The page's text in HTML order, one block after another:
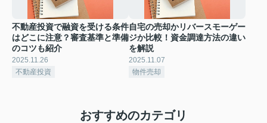
不動産投資で融資を受ける条件
はどこに注意？審査基準と準備
のコツも紹介
2025.11.26
不動産投資
自宅の売却かリバースモーゲー
ジか比較！資金調達方法の違い
を解説
2025.11.07
物件売却
おすすめのカテゴリ